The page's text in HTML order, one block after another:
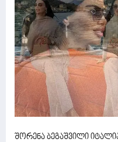
შორენა ბეგაშვილი